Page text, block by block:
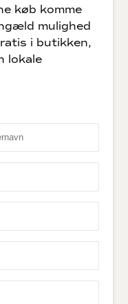
køb komme
mulighed
i butikken,
lokale